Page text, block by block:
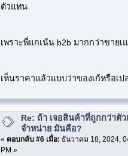
ตัวแทน
เพราะพี่แกเน้น b2b มากกว่าขาย
เห็นราคาแล้วแบบว่าของเก้หรือเป
Re: ถ้า เจอสินค้าที่ถูกกว่าตั
จำหน่าย มันคือ?
« ตอบกลับ #6 เมื่อ: ธันวาคม 18, 2024,
PM »